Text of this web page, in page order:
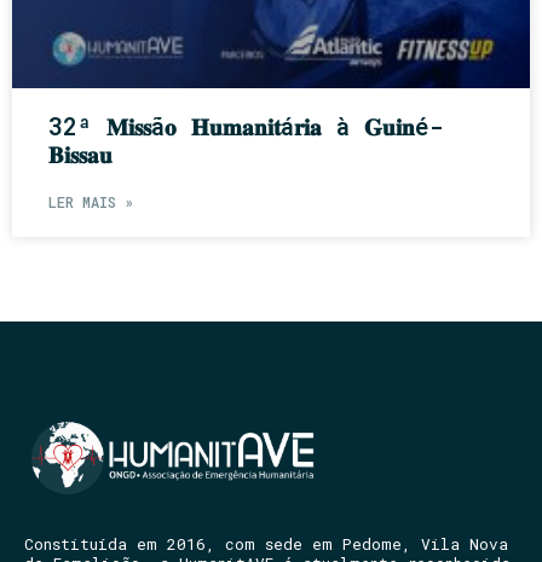
32ª 𝐌𝐢𝐬𝐬ã𝐨 𝐇𝐮𝐦𝐚𝐧𝐢𝐭á𝐫𝐢𝐚 à 𝐆𝐮𝐢𝐧é-
𝐁𝐢𝐬𝐬𝐚𝐮
LER MAIS »
Constituída em 2016, com sede em Pedome, Vila Nova